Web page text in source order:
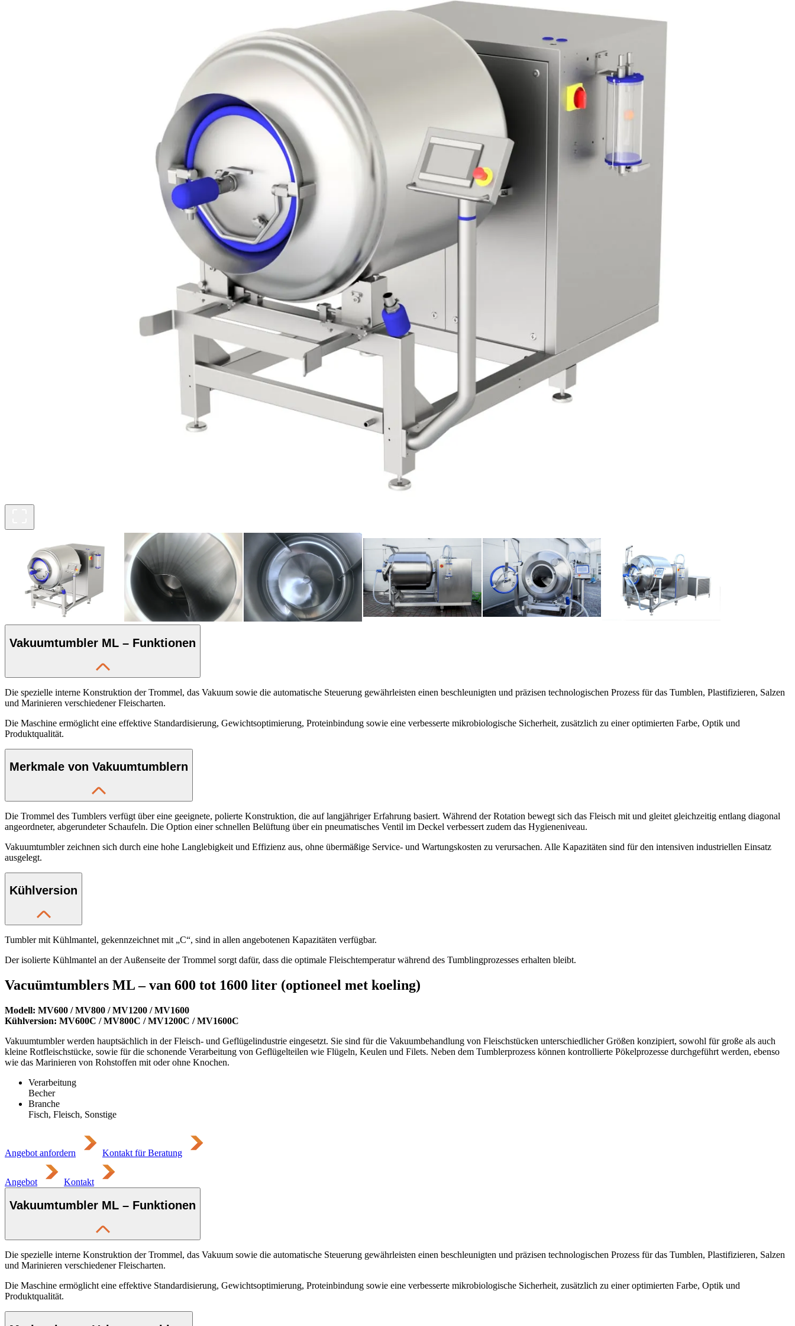
Vakuumtumbler ML – Funktionen
Die spezielle interne Konstruktion der Trommel, das Vakuum sowie die automatische Steuerung gewährleisten einen beschleunigten und präzisen technologischen Prozess für das Tumblen, Plastifizieren, Salzen
und Marinieren verschiedener Fleischarten.
Die Maschine ermöglicht eine effektive Standardisierung, Gewichtsoptimierung, Proteinbindung sowie eine verbesserte mikrobiologische Sicherheit, zusätzlich zu einer optimierten Farbe, Optik und
Produktqualität.
Merkmale von Vakuumtumblern
Die Trommel des Tumblers verfügt über eine geeignete, polierte Konstruktion, die auf langjähriger Erfahrung basiert. Während der Rotation bewegt sich das Fleisch mit und gleitet gleichzeitig entlang diagonal
angeordneter, abgerundeter Schaufeln. Die Option einer schnellen Belüftung über ein pneumatisches Ventil im Deckel verbessert zudem das Hygieneniveau.
Vakuumtumbler zeichnen sich durch eine hohe Langlebigkeit und Effizienz aus, ohne übermäßige Service- und Wartungskosten zu verursachen. Alle Kapazitäten sind für den intensiven industriellen Einsatz
ausgelegt.
Kühlversion
Tumbler mit Kühlmantel, gekennzeichnet mit „C“, sind in allen angebotenen Kapazitäten verfügbar.
Der isolierte Kühlmantel an der Außenseite der Trommel sorgt dafür, dass die optimale Fleischtemperatur während des Tumblingprozesses erhalten bleibt.
Vacuümtumblers ML – van 600 tot 1600 liter (optioneel met koeling)
Modell: MV600 / MV800 / MV1200 / MV1600
Kühlversion: MV600C / MV800C / MV1200C / MV1600C
Vakuumtumbler werden hauptsächlich in der Fleisch- und Geflügelindustrie eingesetzt. Sie sind für die Vakuumbehandlung von Fleischstücken unterschiedlicher Größen konzipiert, sowohl für große als auch
kleine Rotfleischstücke, sowie für die schonende Verarbeitung von Geflügelteilen wie Flügeln, Keulen und Filets. Neben dem Tumblerprozess können kontrollierte Pökelprozesse durchgeführt werden, ebenso
wie das Marinieren von Rohstoffen mit oder ohne Knochen.
Verarbeitung
Becher
Branche
Fisch, Fleisch, Sonstige
Angebot anfordern Kontakt für Beratung
Angebot Kontakt
Vakuumtumbler ML – Funktionen
Die spezielle interne Konstruktion der Trommel, das Vakuum sowie die automatische Steuerung gewährleisten einen beschleunigten und präzisen technologischen Prozess für das Tumblen, Plastifizieren, Salzen
und Marinieren verschiedener Fleischarten.
Die Maschine ermöglicht eine effektive Standardisierung, Gewichtsoptimierung, Proteinbindung sowie eine verbesserte mikrobiologische Sicherheit, zusätzlich zu einer optimierten Farbe, Optik und
Produktqualität.